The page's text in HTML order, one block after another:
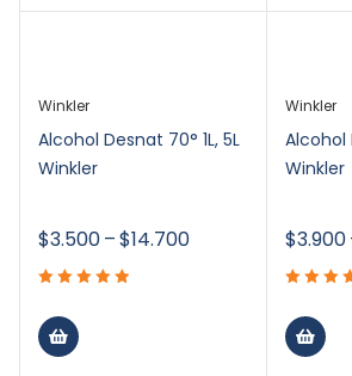
Winkler
Alcohol Desnat 70° 1L, 5L
Winkler
$3.500–$14.700
Winkler
Alcohol
Winkler
$3.900